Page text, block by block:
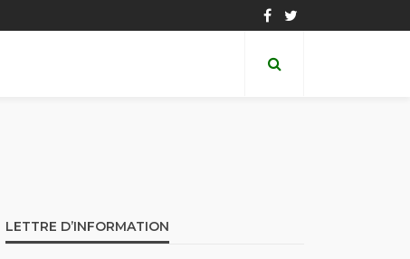
LETTRE D’INFORMATION